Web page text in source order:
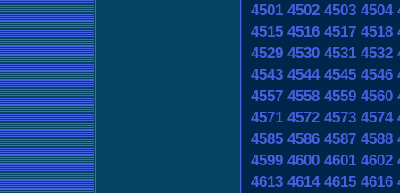
4501 4502 4503 4504
4515 4516 4517 4518
4529 4530 4531 4532
4543 4544 4545 4546
4557 4558 4559 4560
4571 4572 4573 4574
4585 4586 4587 4588
4599 4600 4601 4602
4613 4614 4615 4616